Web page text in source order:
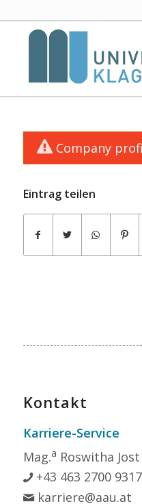
Company
Eintrag teilen
Kontakt
Karriere-Service
Mag.a Roswitha Jost
+43 463 2700 9317
karriere@aau.at